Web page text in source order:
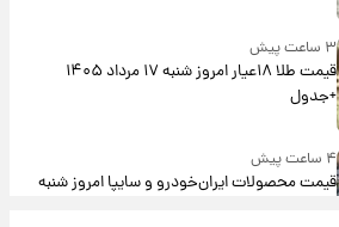
۳ ساعت پیش
قیمت طلا ۱۸عیار امروز شنبه ۱۷ مرداد ۱۴۰۵
+جدول
۴ ساعت پیش
قیمت محصولات ایران‌خودرو و سایپا امروز شنبه